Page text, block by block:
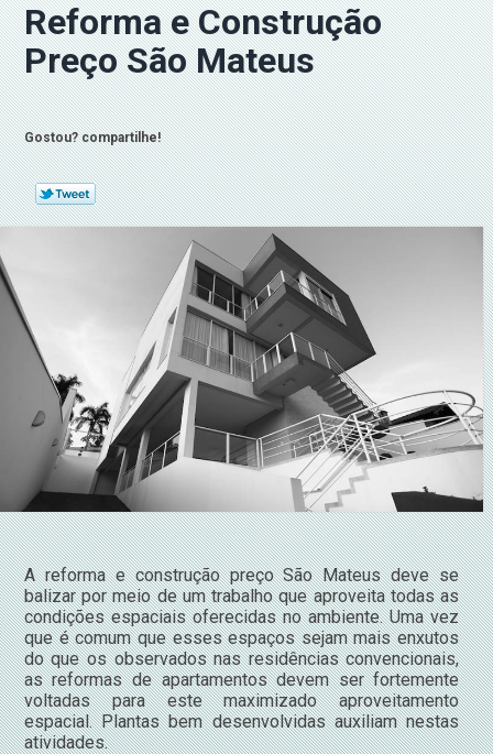
Reforma e Construção
Preço São Mateus
Gostou? compartilhe!
A reforma e construção preço São Mateus deve se
balizar por meio de um trabalho que aproveita todas as
condições espaciais oferecidas no ambiente. Uma vez
que é comum que esses espaços sejam mais enxutos
do que os observados nas residências convencionais,
as reformas de apartamentos devem ser fortemente
voltadas para este maximizado aproveitamento
espacial. Plantas bem desenvolvidas auxiliam nestas
atividades.